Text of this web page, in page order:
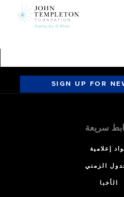
SIGN UP FOR
سريعة
إعلامية
الزمني
الأخبا